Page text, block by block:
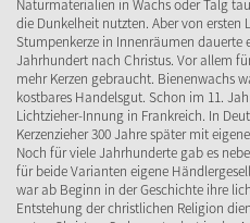
Naturmaterialien in Wachs oder Talg
die Dunkelheit nutzten. Aber von
Stumpenkerze in Innenräumen dauerte
Jahrhundert nach Christus. Vor allem
mehr Kerzen gebraucht. Bienenwachs
kostbares Handelsgut. Schon im 11.
Lichtzieher-Innung in Frankreich. In
Kerzenzieher 300 Jahre später mit
Noch für viele Jahrhunderte gab es
für beide Varianten eigene
war ab Beginn in der Geschichte ihre
Entstehung der christlichen Religion